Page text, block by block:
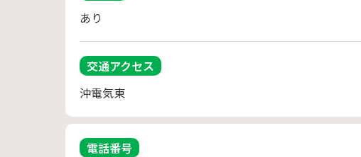
あり
交通アクセス
沖電気東
電話番号